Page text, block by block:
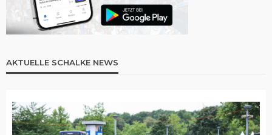
AKTUELLE SCHALKE NEWS